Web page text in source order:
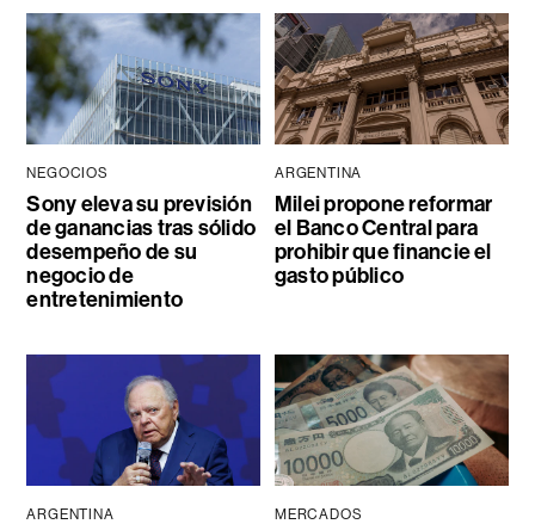
NEGOCIOS
Sony eleva su previsión
de ganancias tras sólido
desempeño de su
negocio de
entretenimiento
ARGENTINA
Milei propone reformar
el Banco Central para
prohibir que financie el
gasto público
ARGENTINA MERCADOS